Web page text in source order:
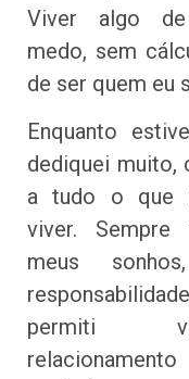
Viver algo
medo, sem
de ser quem eu
Enquanto
dediquei muito,
a tudo o que
viver.
meus
permiti